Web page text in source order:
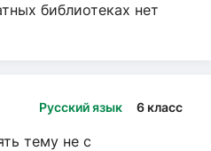
библиотеках нет
Русский язык 6 класс
тему не с